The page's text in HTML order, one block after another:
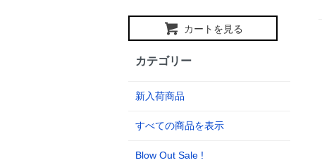
カートを見る
カテゴリー
新入荷商品
すべての商品を表示
Blow Out Sale !